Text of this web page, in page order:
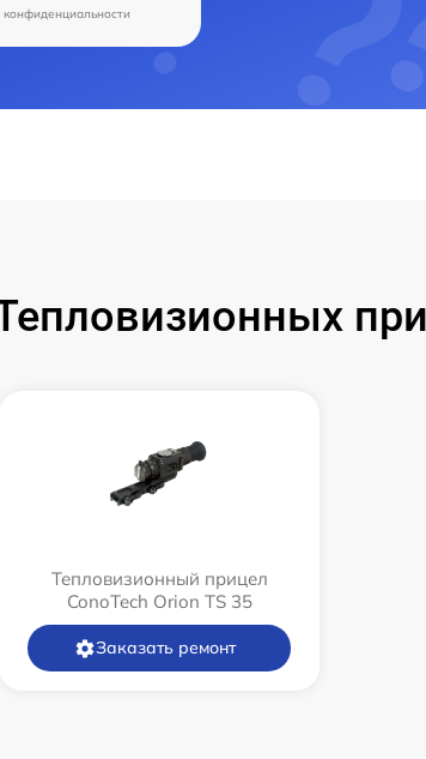
конфиденциальности
Тепловизионный прицел
ConoTech Orion TS 35
Заказать ремонт